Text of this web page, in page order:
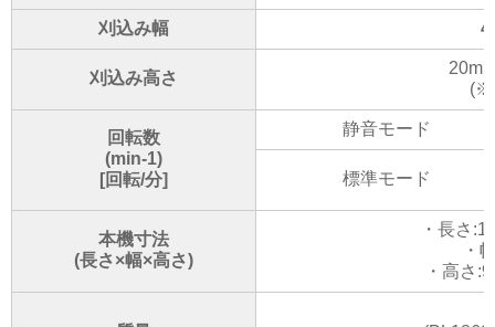
刈込み幅
刈込み高さ
回転数
(min-1)
[回転/分]
静音モード
標準モード
本機寸法
(長さ×幅×高さ)
・長さ
・
・高さ